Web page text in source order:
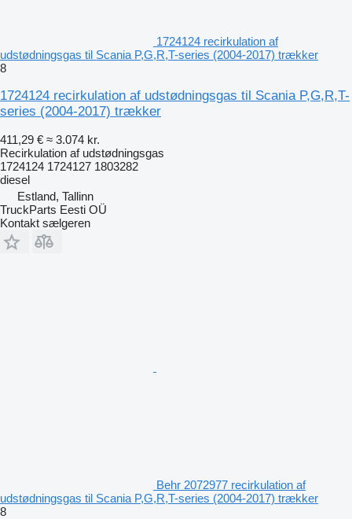
1724124 recirkulation af
udstødningsgas til Scania P,G,R,T-series (2004-2017) trækker
8
1724124 recirkulation af udstødningsgas til Scania P,G,R,T-
series (2004-2017) trækker
411,29 € ≈ 3.074 kr.
Recirkulation af udstødningsgas
1724124 1724127 1803282
diesel
Estland, Tallinn
TruckParts Eesti OÜ
Kontakt sælgeren
Behr 2072977 recirkulation af
udstødningsgas til Scania P,G,R,T-series (2004-2017) trækker
8